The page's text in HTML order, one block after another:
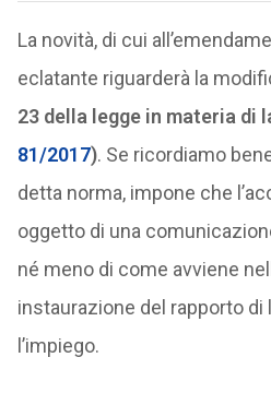
La novità, di cui
eclatante riguarderà la
23 della legge in materia di
81/2017). Se ricordiamo
detta norma, impone che
oggetto di una
né meno di come avviene
instaurazione del rapporto di
l’impiego.